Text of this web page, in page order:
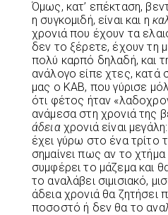
Όμως, κατ’ επέκταση,
η συγκομιδή, είναι και η
χρονιά που έχουν τα
δεν το ξέρετε, έχουν τη
πολύ καρπό δηλαδή, και
ανάλογο είπε χτες, κατά
μας ο ΚΑΒ, που γύρισε
ότι φέτος ήταν
ανάμεσα στη χρονιά της
άδεια χρονιά είναι
έχει γύρω στο ένα τρίτο
σημαίνει πως αν το
συμφέρει το μάζεμα και
το αναλάβει σιμισιακό,
άδεια χρονιά θα ζητήσει
ποσοστό ή δεν θα το